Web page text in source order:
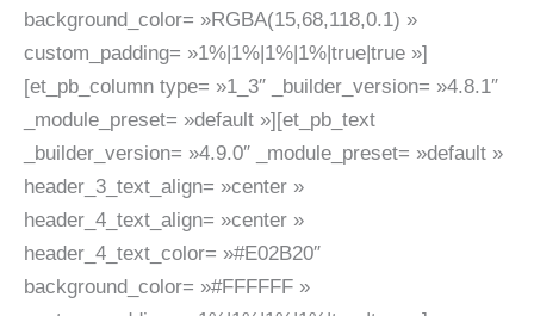
background_color= »RGBA(15,68,118,0.1) »
custom_padding= »1%|1%|1%|1%|true|true »]
[et_pb_column type= »1_3″ _builder_version= »4.8.1″
_module_preset= »default »][et_pb_text
_builder_version= »4.9.0″ _module_preset= »default »
header_3_text_align= »center »
header_4_text_align= »center »
header_4_text_color= »#E02B20″
background_color= »#FFFFFF »